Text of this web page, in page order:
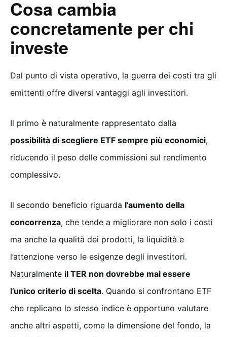
Cosa cambia
concretamente per chi
investe
Dal punto di vista operativo, la guerra dei costi tra gli
emittenti offre diversi vantaggi agli investitori.
Il primo è naturalmente rappresentato dalla
possibilità di scegliere ETF sempre più economici,
riducendo il peso delle commissioni sul rendimento
complessivo.
Il secondo beneficio riguarda l’aumento della
concorrenza, che tende a migliorare non solo i costi
ma anche la qualità dei prodotti, la liquidità e
l’attenzione verso le esigenze degli investitori.
Naturalmente il TER non dovrebbe mai essere
l’unico criterio di scelta. Quando si confrontano ETF
che replicano lo stesso indice è opportuno valutare
anche altri aspetti, come la dimensione del fondo, la